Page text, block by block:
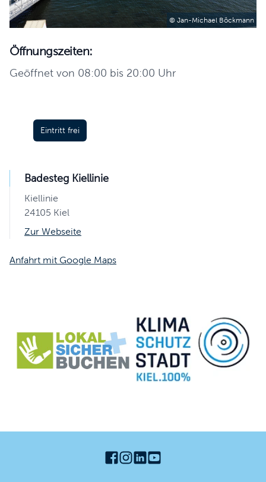
© Jan-Michael Böckmann
Öffnungszeiten:
Geöffnet von 08:00 bis 20:00 Uhr
Eintritt frei
Badesteg Kiellinie
Kiellinie
24105 Kiel
Zur Webseite
Anfahrt mit Google Maps